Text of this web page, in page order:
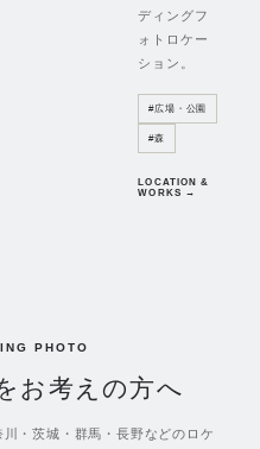
ディングフ
ォトロケー
ション。
#広場・公園
#森
LOCATION &
WORKS →
PHOTO
お考えの方へ
・茨城・群馬・長野などのロケ